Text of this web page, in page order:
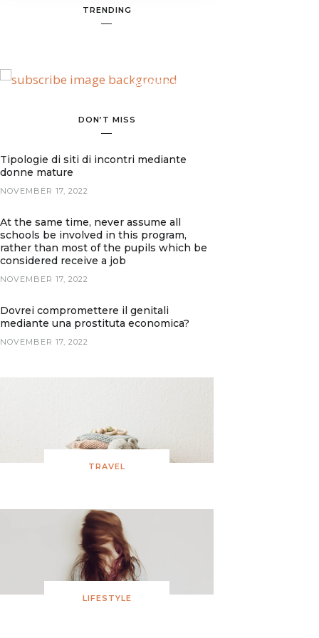
TRENDING
BANNER SPOT
DON’T MISS
Tipologie di siti di incontri mediante
donne mature
NOVEMBER 17, 2022
At the same time, never assume all
schools be involved in this program,
rather than most of the pupils which be
considered receive a job
NOVEMBER 17, 2022
Dovrei compromettere il genitali
mediante una prostituta economica?
NOVEMBER 17, 2022
TRAVEL
LIFESTYLE